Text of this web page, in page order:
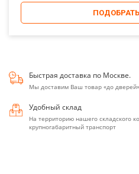
Быстрая доставка по Москве.
Мы доставим Ваш товар «до
Удобный склад
На территорию нашего складского
крупногабаритный транспорт